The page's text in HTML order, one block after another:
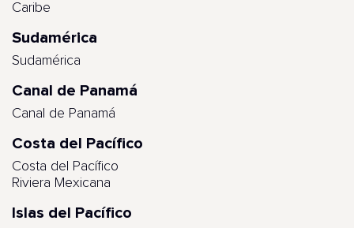
Caribe
Sudamérica
Sudamérica
Canal de Panamá
Canal de Panamá
Costa del Pacífico
Costa del Pacífico
Riviera Mexicana
Islas del Pacífico